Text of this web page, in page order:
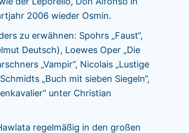
2006 wieder Osmin.
zu erwähnen: Spohrs „Faust“,
Deutsch), Loewes Oper „Die
„Vampir“, Nicolais „Lustige
„Buch mit sieben Siegeln“,
unter Christian
regelmäßig in den großen